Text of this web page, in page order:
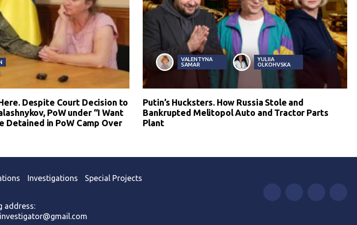
Despite Court Decision to
PoW under “I Want
Detained in PoW Camp Over
VALENTYNA
SAMAR
YULIIA
OLKOHVSKA
Putin’s Hucksters. How Russia Stole and
Bankrupted Melitopol Auto and Tractor Parts
Plant
Investigations Special Projects
address: